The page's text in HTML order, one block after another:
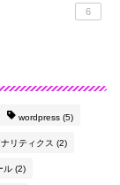
6
wordpress (5)
ナリティクス (2)
ル (2)